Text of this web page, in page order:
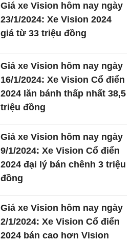
Giá xe Vision hôm nay ngày
23/1/2024: Xe Vision 2024
giá từ 33 triệu đồng
Giá xe Vision hôm nay ngày
16/1/2024: Xe Vision Cổ điển
2024 lăn bánh thấp nhất 38,5
triệu đồng
Giá xe Vision hôm nay ngày
9/1/2024: Xe Vision Cổ điển
2024 đại lý bán chênh 3 triệu
đồng
Giá xe Vision hôm nay ngày
2/1/2024: Xe Vision Cổ điển
2024 bán cao hơn Vision